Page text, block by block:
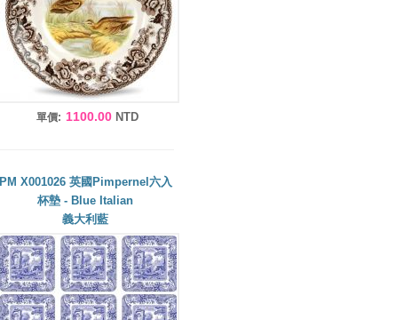
單價: 1100.00 NTD
PM X001026 英國Pimpernel六入
杯墊 - Blue Italian
義大利藍